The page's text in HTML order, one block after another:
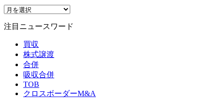
注目ニュースワード
買収
株式譲渡
合併
吸収合併
TOB
クロスボーダーM&A